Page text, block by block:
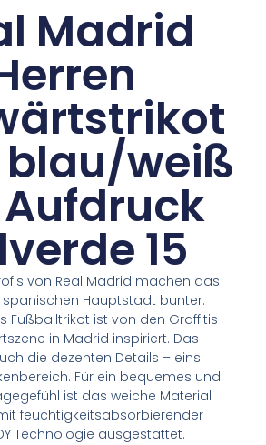
Madrid
blau/weiß
15
von Real Madrid machen das
spanischen Hauptstadt bunter.
Fußballtrikot ist von den Graffitis
in Madrid inspiriert. Das
die dezenten Details – eins
Für ein bequemes und
ist das weiche Material
feuchtigkeitsabsorbierender
Technologie ausgestattet.